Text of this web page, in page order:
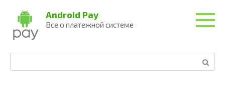
контенту
Android Pay
Все о платежной системе